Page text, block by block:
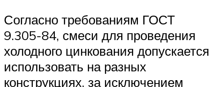
Согласно требованиям ГОСТ
9.305-84, смеси для проведения
холодного цинкования допускается
использовать на разных
конструкциях, за исключением